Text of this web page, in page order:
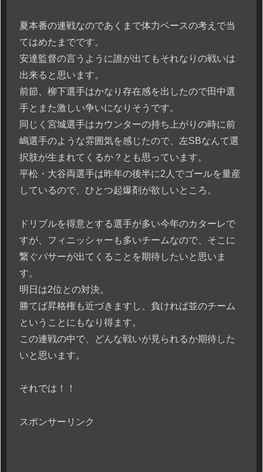
夏本番の連戦なのであくまで体力ベースの考えで当
てはめたまでです。
安達監督の言うように誰が出てもそれなりの戦いは
出来ると思います。
前節、柳下選手はかなり存在感を出したので田中選
手とまた激しい争いになりそうです。
同じく宮城選手はカウンターの持ち上がりの時に前
嶋選手のような雰囲気を感じたので、左SBなんて選
択肢が生まれてくるか？とも思っています。
平松・大谷両選手は昨年の後半に2人でゴールを量産
しているので、ひとつ起爆剤が欲しいところ。
ドリブルを得意とする選手が多い今年のカターレで
すが、フィニッシャーも多いチームなので、そこに
繋ぐパサーが出てくることを期待したいと思いま
す。
明日は2位との対決。
勝てば昇格権も近づきますし、負ければ並のチーム
ということにもなり得ます。
この連戦の中で、どんな戦いが見られるか期待した
いと思います。
それでは！！
スポンサーリンク